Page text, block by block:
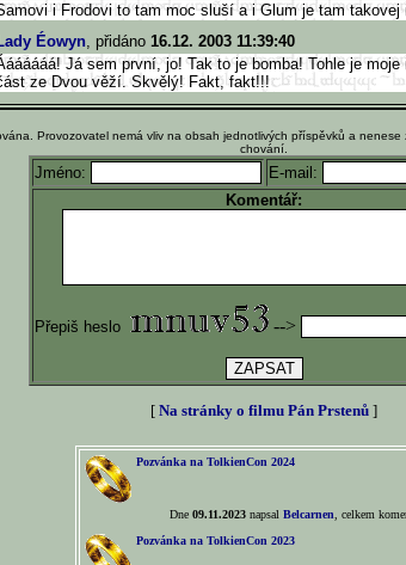
i Frodovi to tam moc sluší a i Glum je tam takovej
Éowyn, přidáno 16.12. 2003 11:39:40
Já sem první, jo! Tak to je bomba! Tohle je moje
ze Dvou věží. Skvělý! Fakt, fakt!!!
Provozovatel nemá vliv na obsah jednotlivých příspěvků a
chování.
Jméno:
E-mail:
Komentář:
Přepiš heslo -->
[ Na stránky o filmu Pán Prstenů ]
Pozvánka na TolkienCon 2024
Dne 09.11.2023napsal Belcarnen , celkem
Pozvánka na TolkienCon 2023